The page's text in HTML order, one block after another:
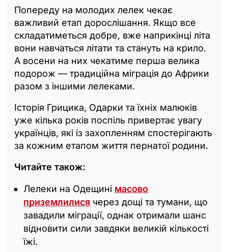
Попереду на молодих лелек чекає
важливий етап дорослішання. Якщо все
складатиметься добре, вже наприкінці літа
вони навчаться літати та стануть на крило.
А восени на них чекатиме перша велика
подорож — традиційна міграція до Африки
разом з іншими лелеками.
Історія Грицика, Одарки та їхніх малюків
уже кілька років поспіль привертає увагу
українців, які із захопленням спостерігають
за кожним етапом життя пернатої родини.
Читайте також:
Лелеки на Одещині масово
приземлилися через дощі та тумани, що
завадили міграції, однак отримали шанс
відновити сили завдяки великій кількості
їжі.